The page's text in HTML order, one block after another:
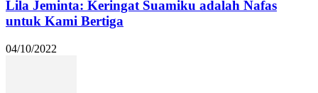
Lila Jeminta: Keringat Suamiku adalah Nafas
untuk Kami Bertiga
04/10/2022